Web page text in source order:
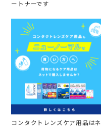
ートナーです
コンタクトレンズケア用品はネ